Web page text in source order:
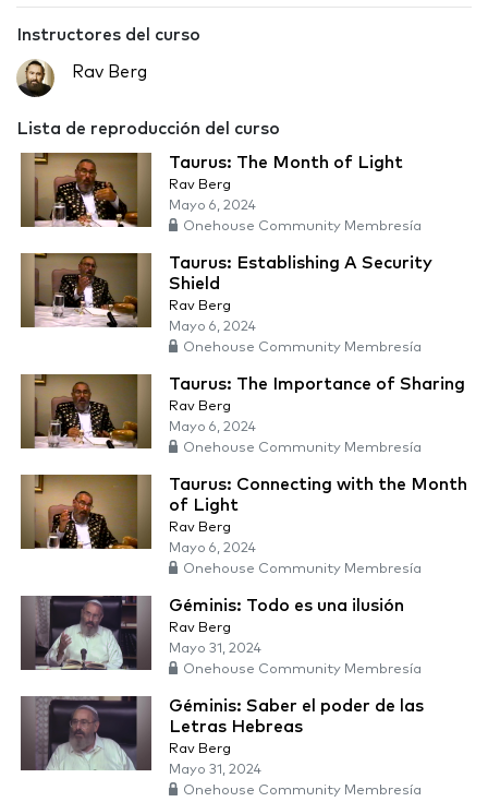
Instructores del curso
Rav Berg
Lista de reproducción del curso
Taurus: The Month of Light
Rav Berg
Mayo 6, 2024
Onehouse Community Membresía
Taurus: Establishing A Security
Shield
Rav Berg
Mayo 6, 2024
Onehouse Community Membresía
Taurus: The Importance of Sharing
Rav Berg
Mayo 6, 2024
Onehouse Community Membresía
Taurus: Connecting with the Month
of Light
Rav Berg
Mayo 6, 2024
Onehouse Community Membresía
Géminis: Todo es una ilusión
Rav Berg
Mayo 31, 2024
Onehouse Community Membresía
Géminis: Saber el poder de las
Letras Hebreas
Rav Berg
Mayo 31, 2024
Onehouse Community Membresía